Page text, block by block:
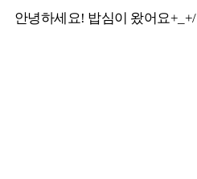
안녕하세요! 밥심이 왔어요+_+/